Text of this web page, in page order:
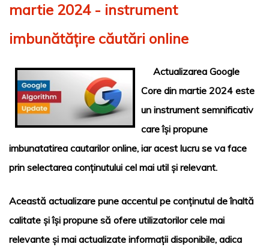
martie 2024 - instrument
imbunătățire căutări online
Actualizarea Google
Core din martie 2024 este
un instrument semnificativ
care își propune
imbunatatirea cautarilor online, iar acest lucru se va face
prin selectarea conținutului cel mai util și relevant.
Această actualizare pune accentul pe conținutul de înaltă
calitate și își propune să ofere utilizatorilor cele mai
relevante și mai actualizate informații disponibile, adica